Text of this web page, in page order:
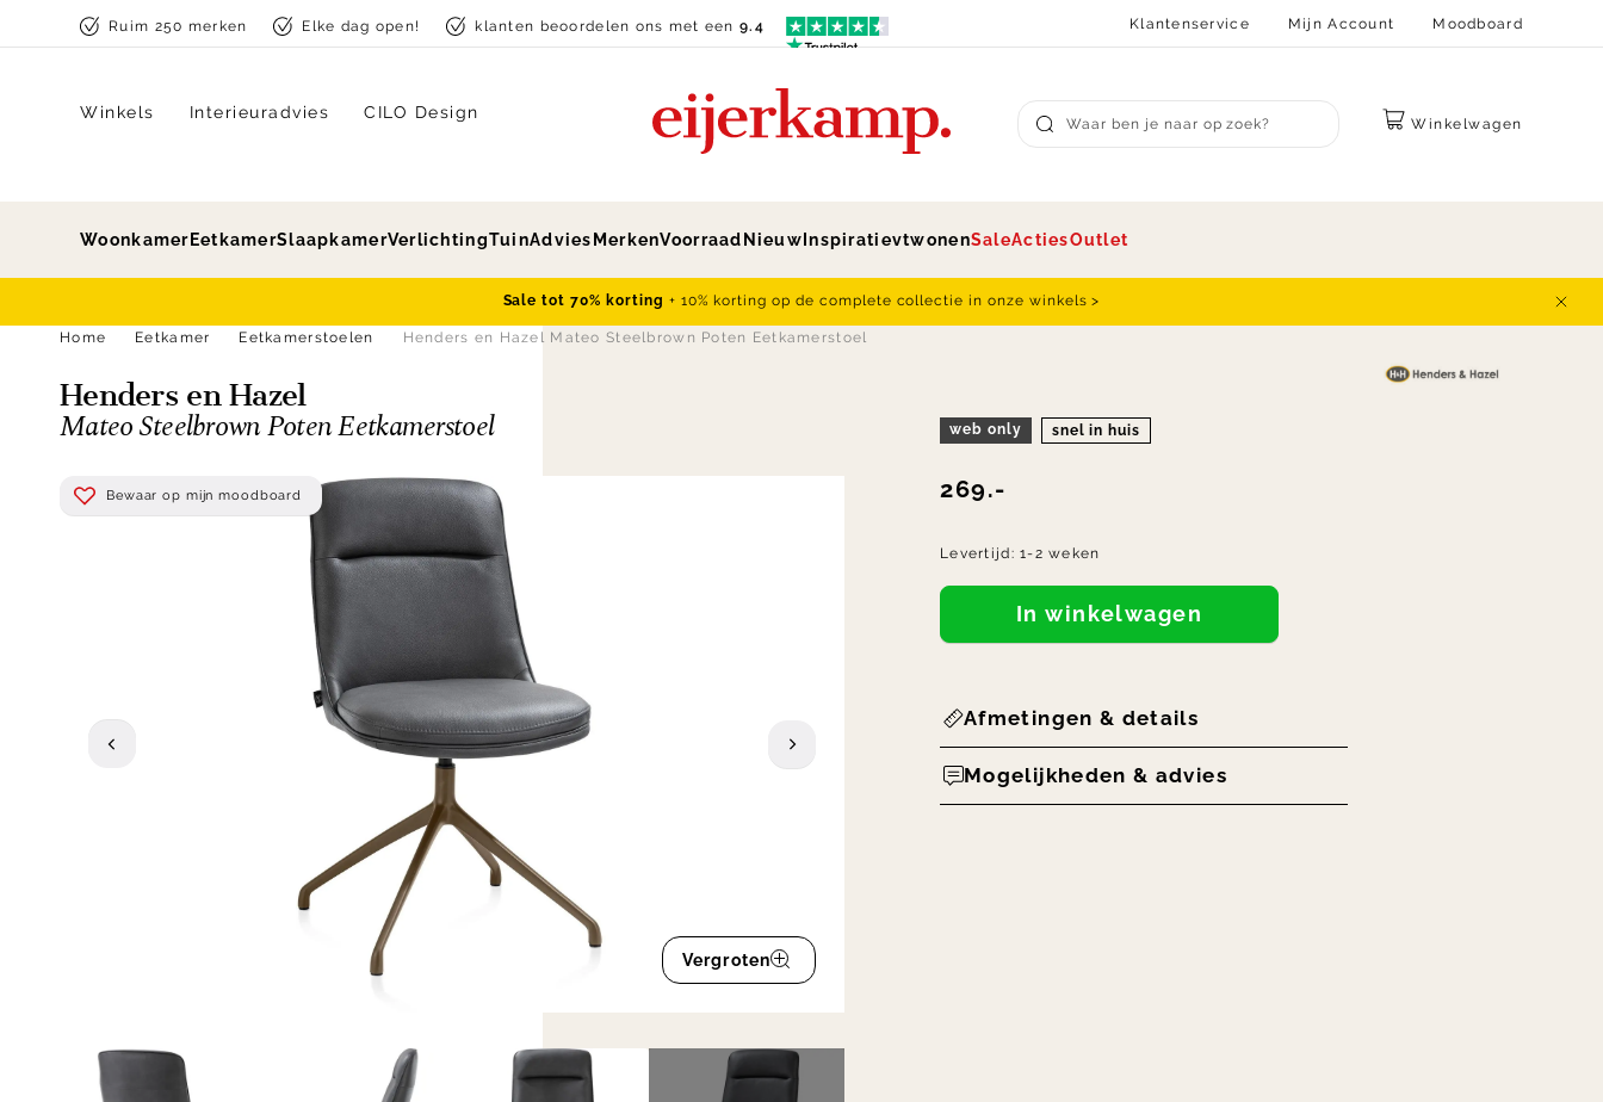
Skip to contentRuim 250 merken Elke dag open! klanten beoordelen ons met een9.4 Klantenservice Mijn Account Moodboard
Submit search
Winkelwagen
Winkels Interieuradvies CILO Design
Woonkamer EetkamerSlaapkamerVerlichtingTuinAdvies MerkenVoorraad Nieuw InspiratievtwonenSaleActiesOutlet
Sale tot 70% korting + 10% korting op de complete collectie in onze winkels >
Home
Eetkamer Eetkamerstoelen Henders en Hazel Mateo Steelbrown Poten Eetkamerstoel
Henders en Hazel
Mateo Steelbrown Poten Eetkamerstoel
Bewaar op mijn moodboard
Vergroten
web only snel in huis
269.-
Levertijd:1-2 weken
In winkelwagen
Afmetingen & details
Mogelijkheden & advies